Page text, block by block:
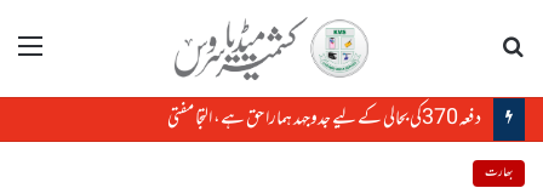
مینو
دفعہ370کی بحالی کے لیے جدوجہد ہمارا حق ہے، التجا مفتی
بھارت